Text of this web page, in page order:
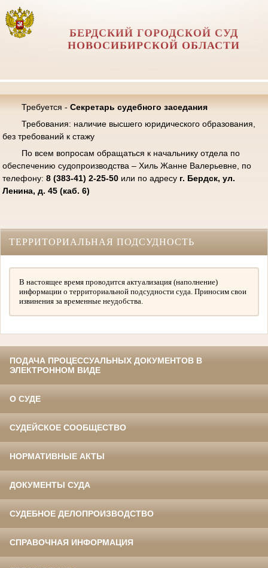
БЕРДСКИЙ ГОРОДСКОЙ СУД
НОВОСИБИРСКОЙ ОБЛАСТИ
Требуется - Секретарь судебного заседания
Требования: наличие высшего юридического образования,
без требований к стажу
По всем вопросам обращаться к начальнику отдела по
обеспечению судопроизводства – Хиль Жанне Валерьевне, по
телефону: 8 (383-41) 2-25-50или по адресу г. Бердск, ул.
Ленина, д. 45 (каб. 6)
ТЕРРИТОРИАЛЬНАЯ ПОДСУДНОСТЬ
В настоящее время проводится актуализация (наполнение)
информации о территориальной подсудности суда. Приносим свои
извинения за временные неудобства.
ПОДАЧА ПРОЦЕССУАЛЬНЫХ ДОКУМЕНТОВ В
ЭЛЕКТРОННОМ ВИДЕ
О СУДЕ
СУДЕЙСКОЕ СООБЩЕСТВО
НОРМАТИВНЫЕ АКТЫ
ДОКУМЕНТЫ СУДА
СУДЕБНОЕ ДЕЛОПРОИЗВОДСТВО
СПРАВОЧНАЯ ИНФОРМАЦИЯ